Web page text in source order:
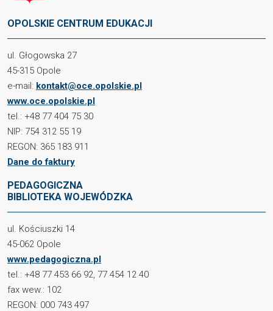
OPOLSKIE CENTRUM EDUKACJI
ul. Głogowska 27
45-315 Opole
e-mail: kontakt@oce.opolskie.pl
www.oce.opolskie.pl
tel.: +48 77 404 75 30
NIP: 754 312 55 19
REGON: 365 183 911
Dane do faktury
PEDAGOGICZNA
BIBLIOTEKA WOJEWÓDZKA
ul. Kościuszki 14
45-062 Opole
www.pedagogiczna.pl
tel.: +48 77 453 66 92, 77 454 12 40
fax wew.: 102
REGON: 000 743 497